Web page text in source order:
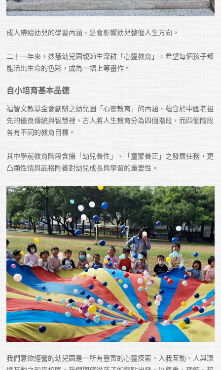
成人帶給幼兒的學習內涵，是會影響幼兒整個人生方向。
二十一年來，妙慧幼兒園親師生深耕「心靈教育」，希望每個孩子都
能活出生命的色彩，成為一幅上等畫作。
自小培育基本品德
福智文教基金會創辦之幼兒園「心靈教育」的內涵，蘊含於中國老祖
先的優良傳統與智慧裡。古人將人生教育分為四個階段，而四個階段
各有不同的教育目標。
其中學前教育階段含攝「幼兒養性」、「童蒙養正」之發展任務，更
凸顯性情與品格陶養對幼兒成長與學習的重要性。
我們意欲經營的幼兒園是一所有豐富的心靈探索、人我互動、人與環